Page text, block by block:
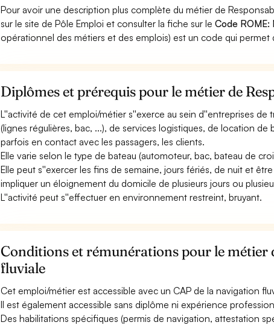
Pour avoir une description plus complète du métier de
sur le site de Pôle Emploi et consulter la fiche sur leCode ROME:
opérationnel des métiers et des emplois) est un code qui
Diplômes et prérequis pour le métier de
L''activité de cet emploi/métier s''exerce au sein d''entreprises de
(lignes régulières, bac, ...), de services logistiques, de location de
parfois en contact avec les passagers, les clients.
Elle varie selon le type de bateau (automoteur, bac, bateau de
Elle peut s''exercer les fins de semaine, jours fériés, de nuit et
impliquer un éloignement du domicile de plusieurs jours ou
L''activité peut s''effectuer en environnement restreint, bruyant.
Conditions et rémunérations pour le métier
fluviale
Cet emploi/métier est accessible avec un CAP de la navigation
Il est également accessible sans diplôme ni expérience
Des habilitations spécifiques (permis de navigation, attestation